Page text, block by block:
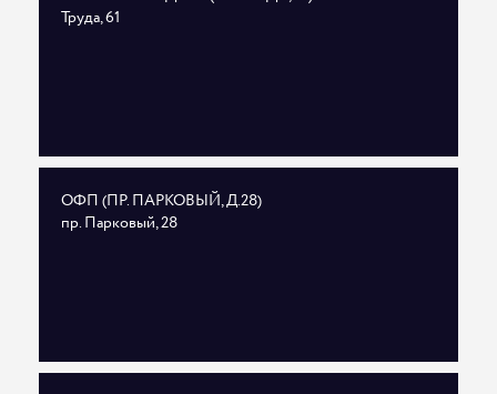
Труда, 61
ОФП (ПР. ПАРКОВЫЙ, Д.28)
пр. Парковый, 28